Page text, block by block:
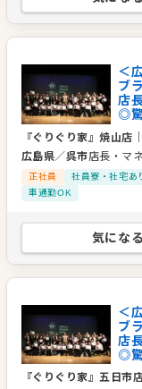
＜
ブ
店
◎驚
『ぐりぐり家』焼山店
広島県／呉市店長・マ
正社員 社員寮・社宅あ
車通勤OK
気になる
＜
ブ
店
◎驚
『ぐりぐり家』五日市